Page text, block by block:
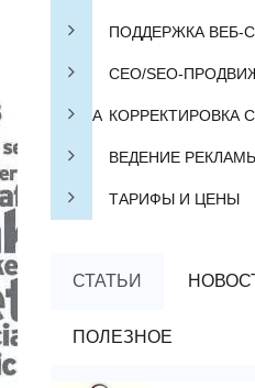
ПОДДЕРЖКА ВЕБ-
СЕО/SEO-
САЙТА КОРРЕКТИРОВКА
ВЕДЕНИЕ
ТАРИФЫ И ЦЕНЫ
СТАТЬИ
ПОЛЕЗНОЕ